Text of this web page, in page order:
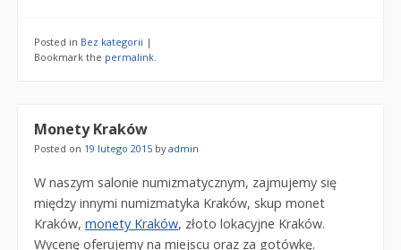
Posted in Bez kategorii |
Bookmark the permalink
Monety Kraków
Posted on 19 lutego 2015 byadmin
W naszym salonie numizmatycznym, zajmujemy się
między innymi numizmatyka Kraków, skup monet
Kraków, monety Kraków, złoto lokacyjne Kraków.
Wycenę oferujemy na miejscu oraz za gotówkę.